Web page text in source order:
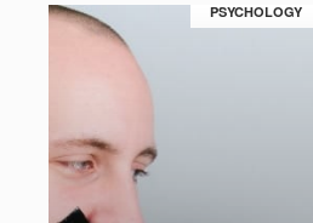
PSYCHOLOGY